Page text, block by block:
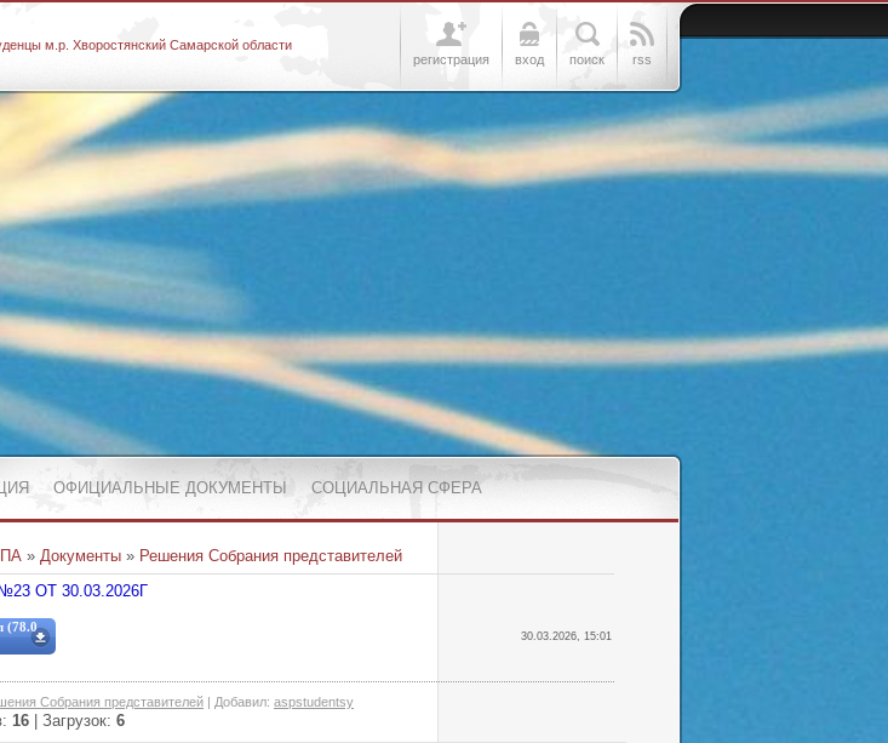
м.р. Хворостянский Самарской области
регистрация
вход поиск rss
ОФИЦИАЛЬНЫЕ ДОКУМЕНТЫ СОЦИАЛЬНАЯ СФЕРА
» Документы » Решения Собрания представителей
ОТ 30.03.2026Г
(78.0
30.03.2026, 15:01
Собрания представителей | Добавил: aspstudentsy
: 16 Загрузок: 6